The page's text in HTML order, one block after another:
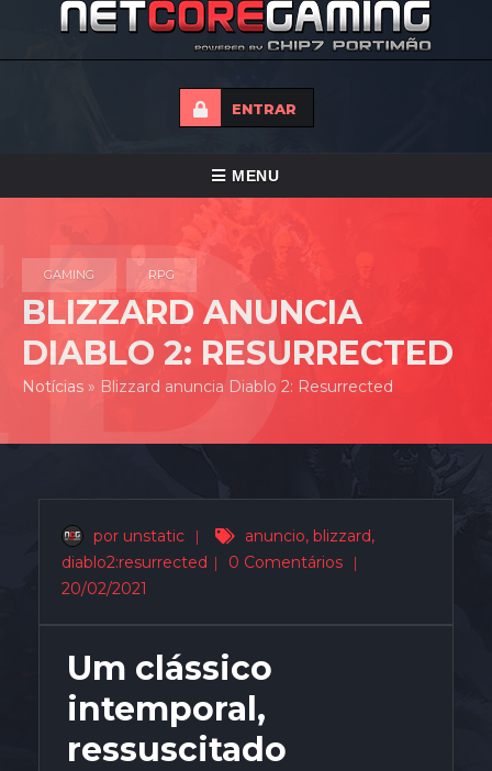
ENTRAR
ALTERNAR
MENU
TORNEIOS
NOTICIAS
FORUMS
GAMING RPG
BLIZZARD ANUNCIA
DIABLO 2: RESURRECTED
Notícias » Blizzard anuncia Diablo 2: Resurrected
por unstatic | anuncio, blizzard,
diablo2:resurrected | 0 Comentários
|
20/02/2021
Um clássico
intemporal,
ressuscitado